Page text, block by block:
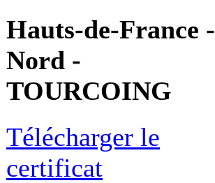
Hauts-de-France -
Nord -
TOURCOING
Télécharger le
certificat